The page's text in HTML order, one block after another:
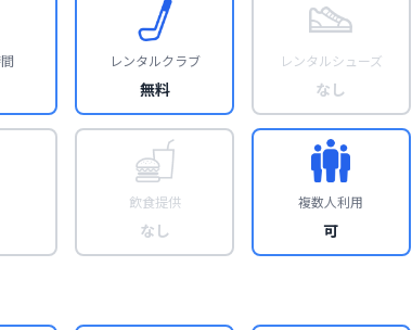
レンタルクラブ
無料
レンタルシューズ
なし
飲食提供
なし
複数人利用
可